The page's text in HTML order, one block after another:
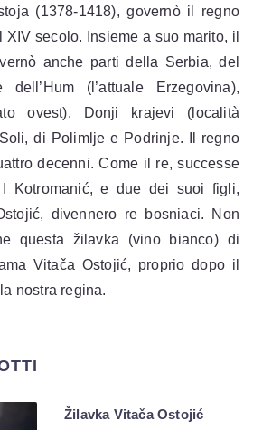
(1378-1418), governò il regno
secolo. Insieme a suo marito, il
anche parti della Serbia, del
(l’attuale Erzegovina),
ovest), Donji krajevi (località
di Polimlje e Podrinje. Il regno
decenni. Come il re, successe
Kotromanić, e due dei suoi figli,
divennero re bosniaci. Non
questa žilavka (vino bianco) di
Vitača Ostojić, proprio dopo il
nostra regina.
Žilavka Vitača Ostojić